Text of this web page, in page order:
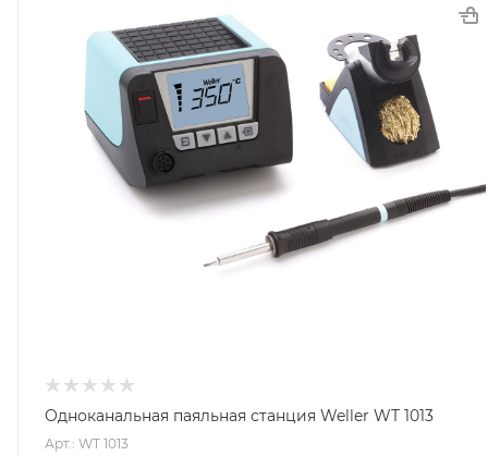
Одноканальная паяльная станция Weller WT 1013
Арт.: WT 1013